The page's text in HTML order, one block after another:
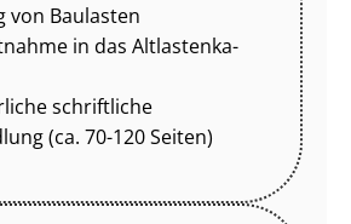
von Baulasten
in das Alt­las­ten­ka­
schriftliche
(ca. 70-120 Seiten)